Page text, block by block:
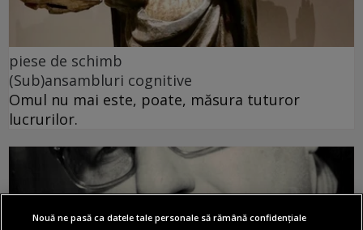
piese de schimb
(Sub)ansambluri cognitive
Omul nu mai este, poate, măsura tuturor
lucrurilor.
Nouă ne pasă ca datele tale personale să rămână confidențiale